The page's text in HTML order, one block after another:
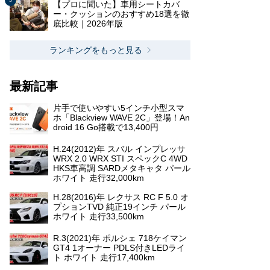
【プロに聞いた】車用シートカバ
ー・クッションのおすすめ18選を徹
底比較｜2026年版
ランキングをもっと見る
最新記事
片手で使いやすい5インチ小型スマ
ホ「Blackview WAVE 2C」登場！An
droid 16 Go搭載で13,400円
H.24(2012)年 スバル インプレッサ
WRX 2.0 WRX STI スペックC 4WD
HKS車高調 SARDメタキャタ パール
ホワイト 走行32,000km
H.28(2016)年 レクサス RC F 5.0 オ
プションTVD 純正19インチ パール
ホワイト 走行33,500km
R.3(2021)年 ポルシェ 718ケイマン
GT4 1オーナー PDLS付きLEDライ
ト ホワイト 走行17,400km